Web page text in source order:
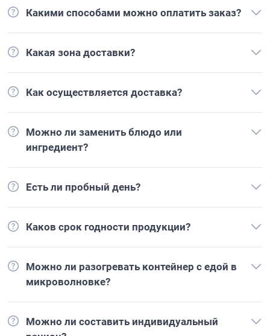
Какими способами можно оплатить заказ?
Какая зона доставки?
Как осуществляется доставка?
Можно ли заменить блюдо или
ингредиент?
Есть ли пробный день?
Каков срок годности продукции?
Можно ли разогревать контейнер с едой в
микроволновке?
Можно ли составить индивидуальный